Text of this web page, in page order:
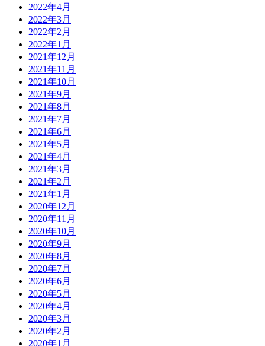
2022年4月
2022年3月
2022年2月
2022年1月
2021年12月
2021年11月
2021年10月
2021年9月
2021年8月
2021年7月
2021年6月
2021年5月
2021年4月
2021年3月
2021年2月
2021年1月
2020年12月
2020年11月
2020年10月
2020年9月
2020年8月
2020年7月
2020年6月
2020年5月
2020年4月
2020年3月
2020年2月
2020年1月